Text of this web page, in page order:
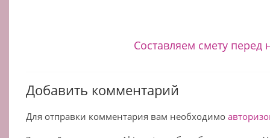
Составляем смету перед
Добавить комментарий
Для отправки комментария вам необходимо